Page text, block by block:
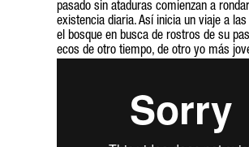
pasado sin ataduras comienzan a
existencia diaria. Así inicia un viaje a
el bosque en busca de rostros de su
ecos de otro tiempo, de otro yo más